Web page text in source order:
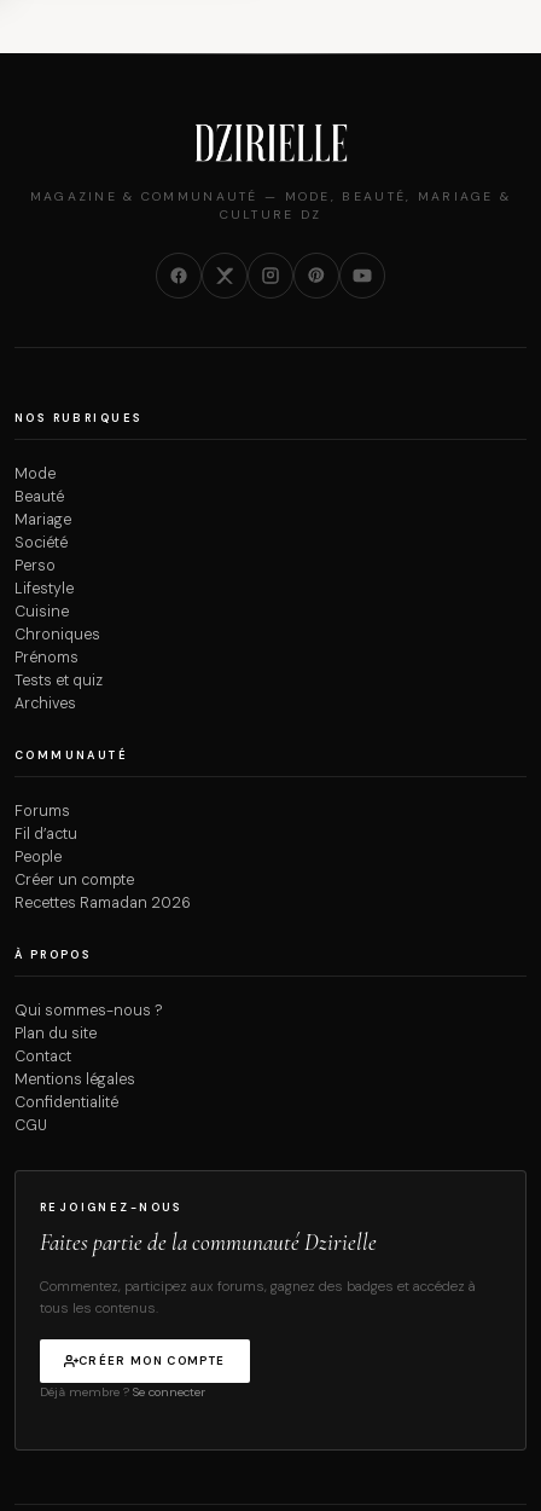
MAGAZINE & COMMUNAUTÉ — MODE, BEAUTÉ, MARIAGE &
CULTURE DZ
NOS RUBRIQUES
Mode
Beauté
Mariage
Société
Perso
Lifestyle
Cuisine
Chroniques
Prénoms
Tests et quiz
Archives
COMMUNAUTÉ
Forums
Fil d’actu
People
Créer un compte
Recettes Ramadan 2026
À PROPOS
Qui sommes-nous ?
Plan du site
Contact
Mentions légales
Confidentialité
CGU
REJOIGNEZ-NOUS
Faites partie de la communauté Dzirielle
Commentez, participez aux forums, gagnez des badges et accédez à
tous les contenus.
CRÉER MON COMPTE
Déjà membre ? Se connecter